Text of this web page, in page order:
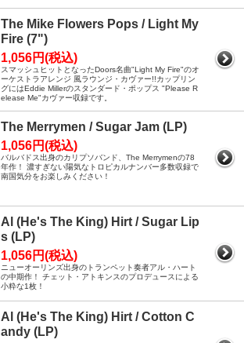
The Mike Flowers Pops / Light My
Fire (7")
1,056円(税込)
スマッシュヒットとなったDoors名曲"Light My Fire"のオ
ーケストラアレンジ 風ラウンジ・カヴァー!!カップリン
グにはEddie Millerのスタンダード・ポップス "Please R
elease Me"カヴァー収録です。
The Merrymen / Sugar Jam (LP)
1,056円(税込)
バルバドス出身のカリプソバンド、The Merrymenの78
年作！ 濃すぎない陽気なトロピカルナンバー多数収録で
南国気分をお楽しみください！
Al (He's The King) Hirt / Sugar Lip
s (LP)
1,056円(税込)
ニューオーリンズ出身のトランペット奏者アル・ハート
の中期作！ チェット・アトキンスのプロデュースによる
小粋な1枚！
Al (He's The King) Hirt / Cotton C
andy (LP)